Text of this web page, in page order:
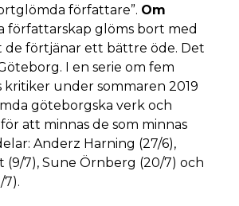
författare”. Om
författarskap glöms bort med
de förtjänar ett bättre öde. Det
I en serie om fem
kritiker under sommaren 2019
göteborgska verk och
att minnas de som minnas
Anderz Harning (27/6),
(9/7), Sune Örnberg (20/7) och
7).